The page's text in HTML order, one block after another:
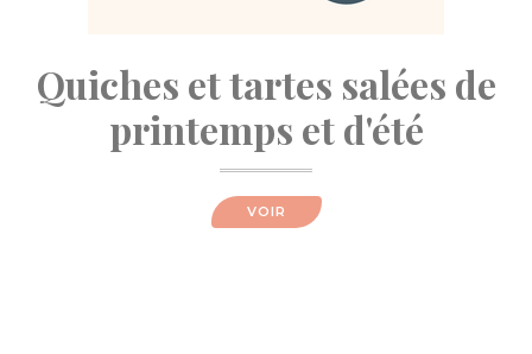
Quiches et tartes salées de
printemps et d'été
VOIR